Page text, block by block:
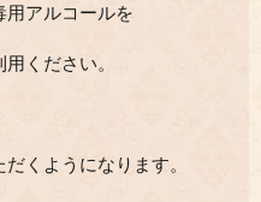
用アルコールを
ください。
くようになります。